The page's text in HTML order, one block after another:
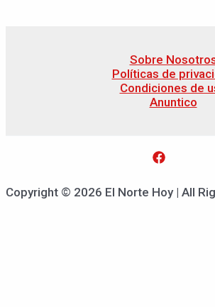
Sobre
Políticas de
Condiciones de
Anuntico
Copyright © 2026 El Norte Hoy | All